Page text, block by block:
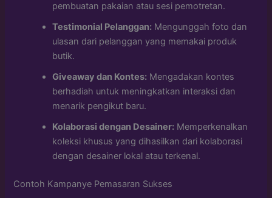
pembuatan pakaian atau sesi pemotretan.
Testimonial Pelanggan: Mengunggah foto dan
ulasan dari pelanggan yang memakai produk
butik.
Giveaway dan Kontes: Mengadakan kontes
berhadiah untuk meningkatkan interaksi dan
menarik pengikut baru.
Kolaborasi dengan Desainer: Memperkenalkan
koleksi khusus yang dihasilkan dari kolaborasi
dengan desainer lokal atau terkenal.
Contoh Kampanye Pemasaran Sukses